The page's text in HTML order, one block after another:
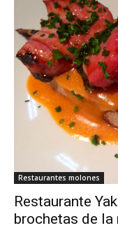
Restaurantes molones
Restaurante
brochetas de la